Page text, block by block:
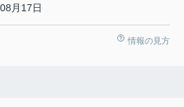
月17日
情報の見方